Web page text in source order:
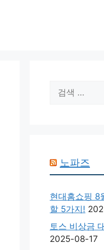
색:
노파즈
현대홈쇼핑 8
할 5가지!
토스 비상금
2025-08-17